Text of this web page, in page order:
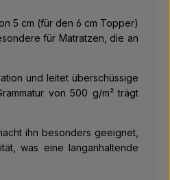
5 cm (für den 6 cm Topper)
für Matratzen, die an
und leitet überschüssige
von 500 g/m² trägt
ihn besonders geeignet,
was eine langanhaltende